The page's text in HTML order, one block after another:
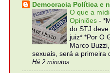
Democracia Política e
O que a
Opiniões -
do STJ
juiz* *Por O
Marco
sexuais, será a primeira
Há 2 minutos